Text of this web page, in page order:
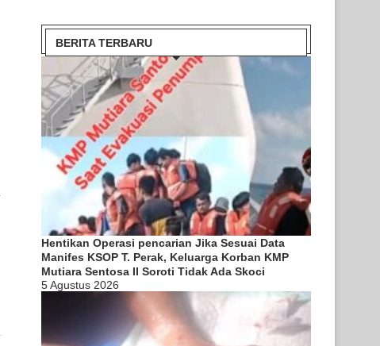
BERITA TERBARU
Hentikan Operasi pencarian Jika Sesuai Data
Manifes KSOP T. Perak, Keluarga Korban KMP
Mutiara Sentosa II Soroti Tidak Ada Skoci
5 Agustus 2026